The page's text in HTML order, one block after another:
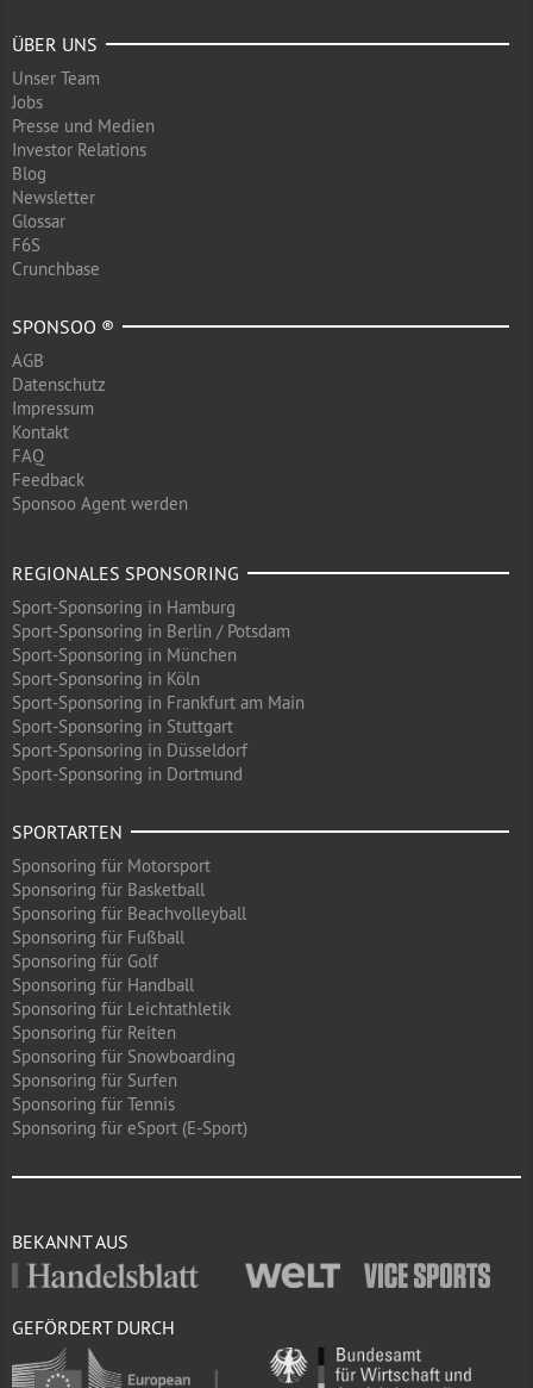
ÜBER UNS
Unser Team
Jobs
Presse und Medien
Investor Relations
Blog
Newsletter
Glossar
F6S
Crunchbase
SPONSOO ®
AGB
Datenschutz
Impressum
Kontakt
FAQ
Feedback
Sponsoo Agent werden
REGIONALES SPONSORING
Sport-Sponsoring in Hamburg
Sport-Sponsoring in Berlin / Potsdam
Sport-Sponsoring in München
Sport-Sponsoring in Köln
Sport-Sponsoring in Frankfurt am Main
Sport-Sponsoring in Stuttgart
Sport-Sponsoring in Düsseldorf
Sport-Sponsoring in Dortmund
SPORTARTEN
Sponsoring für Motorsport
Sponsoring für Basketball
Sponsoring für Beachvolleyball
Sponsoring für Fußball
Sponsoring für Golf
Sponsoring für Handball
Sponsoring für Leichtathletik
Sponsoring für Reiten
Sponsoring für Snowboarding
Sponsoring für Surfen
Sponsoring für Tennis
Sponsoring für eSport (E-Sport)
BEKANNT AUS
GEFÖRDERT DURCH